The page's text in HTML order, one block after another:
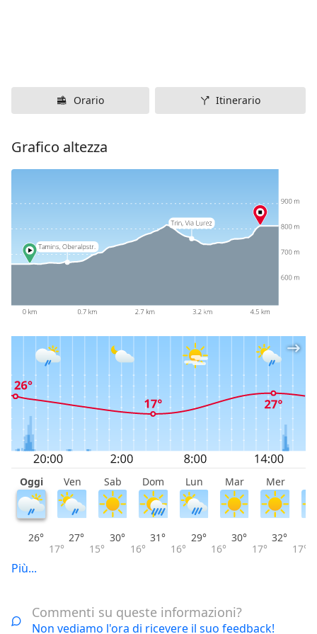
Orario Itinerario
Grafico altezza
Oggi Ven Sab Dom Lun Mar Mer
26°
17°
27°
15°
30°
16°
31°
16°
29°
16°
30°
17°
32°
17°
Più...
Commenti su queste informazioni?
Non vediamo l'ora di ricevere il suo feedback!